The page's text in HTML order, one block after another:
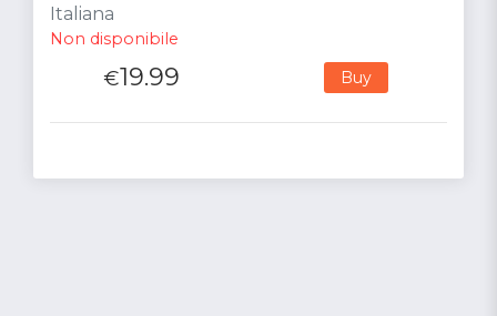
Italiana
Non disponibile
€19.99 Buy